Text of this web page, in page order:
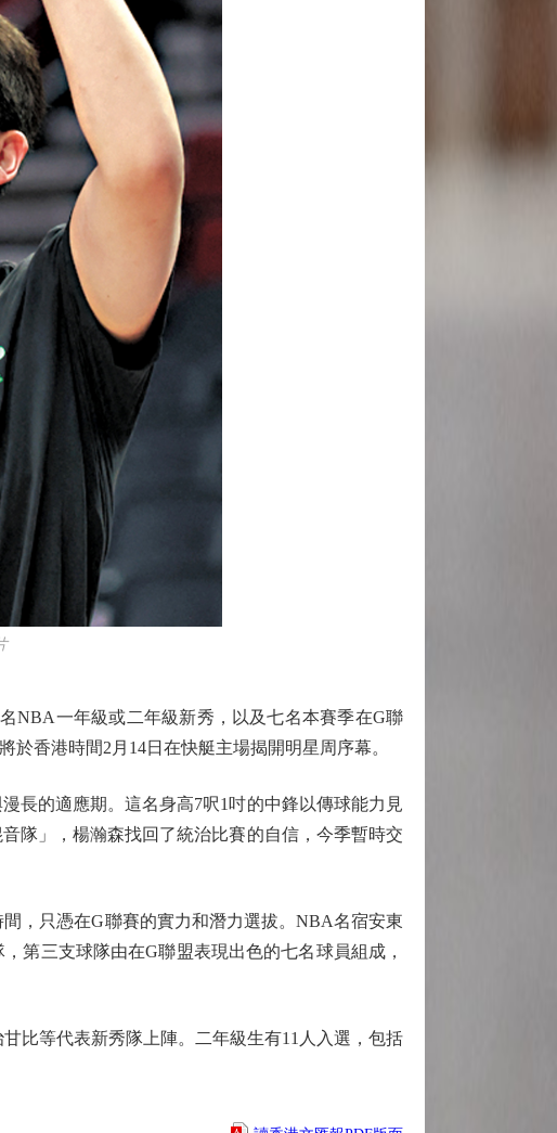
一年級或二年級新秀，以及七名本賽季在G聯
香港時間2月14日在快艇主場揭開明星周序幕。
的適應期。這名身高7呎1吋的中鋒以傳球能力見
隊」，楊瀚森找回了統治比賽的自信，今季暫時交
只憑在G聯賽的實力和潛力選拔。NBA名宿安東
第三支球隊由在G聯盟表現出色的七名球員組成，
等代表新秀隊上陣。二年級生有11人入選，包括